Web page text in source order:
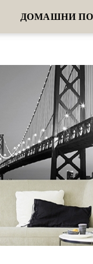
ДОМАШНИ